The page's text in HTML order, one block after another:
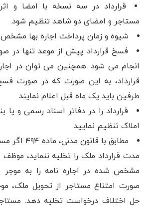
قرارداد در سه نسخه با امضا و
مستاجر و امضای دو شاهد تنظیم شود.
شیوه و زمان پرداخت اجاره بها
فسخ قرارداد پیش از موعد تنها در
انجام می شود. همچنین می توان در
قرارداد، به این صورت که در صورت
طرفین باید یک ماه قبل اعلام نمایند.
قرارداد را در دفاتر اسناد رسمی و یا
املاک تنظیم نمایید.
مطابق با قانون
مدت قرارداد ملک را تخلیه ننماید،
مشخص شده در اجاره نامه را به موجر
صورت امتناع مستاجر از تحویل ملک،
حل اختلاف درخواست تخلیه دهد.